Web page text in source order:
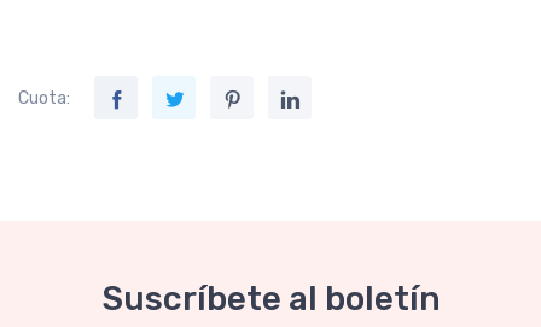
Cuota:
Suscríbete al boletín